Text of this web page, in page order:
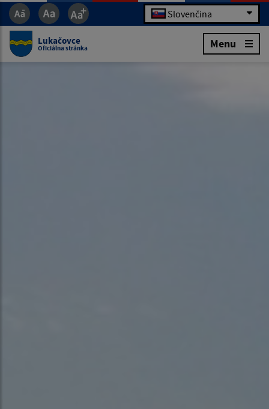
Slovenčina
Lukačovce
Oficiálna stránka Menu